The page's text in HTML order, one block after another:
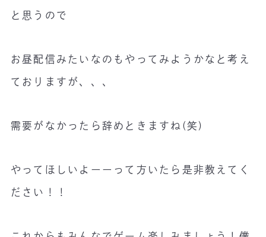
と思うので
お昼配信みたいなのもやってみようかなと考え
ておりますが、、、
需要がなかったら辞めときますね(笑)
やってほしいよーーって方いたら是非教えてく
ださい！！